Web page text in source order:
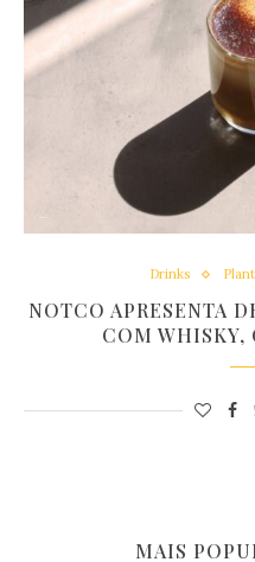
Drinks
NOTCO APRESENTA
COM WHISKY,
MAIS